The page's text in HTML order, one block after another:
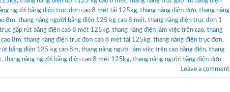
người bằng điện trục đơn cao 8 mét tải 125kg, thang nâng điện đơn, thang nâng
8m, thang nâng người bằng điện 125 kg cao 8 mét, thang nâng điện trục đơn 1
gấp rút bằng điện cao 8 mét 125kg, thang nâng điện làm việc trên cao, thang
8m, thang nâng điện trục đơn cao 8 mét tải 125kg, thang nâng điện trục đơn,
bằng điện 125 kg cao 8m, thang nâng người làm việc trên cao bằng điện, thang
, thang nâng người bằng điện cao 8 mét 125kg, thang nâng người bằng điện đơn
Leave a comment